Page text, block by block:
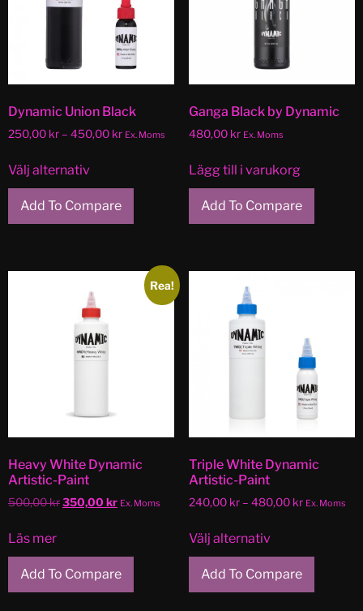
Dynamic Union Black
250,00 kr– 450,00 kr Ex. Moms
Välj alternativ
Add To Compare
Ganga Black by Dynamic
480,00 kr Ex. Moms
Lägg till i varukorg
Add To Compare
Rea!
Heavy White Dynamic
Artistic-Paint
500,00kr350,00 kr Ex. Moms
Läs mer
Add To Compare
Triple White Dynamic
Artistic-Paint
240,00 kr – 480,00 kr Ex. Moms
Välj alternativ
Add To Compare